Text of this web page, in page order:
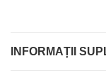
INFORMAȚII